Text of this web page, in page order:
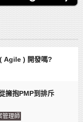
Agile ) 開發嗎?
擁抱PMP到排斥
管理師